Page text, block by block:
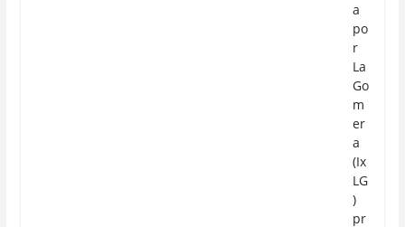
a
po
r
La
Go
m
er
a
(Ix
LG
)
pr